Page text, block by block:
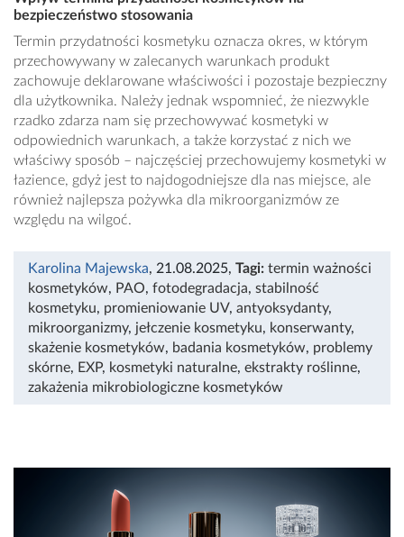
bezpieczeństwo stosowania
Termin przydatności kosmetyku oznacza okres, w którym
przechowywany w zalecanych warunkach produkt
zachowuje deklarowane właściwości i pozostaje bezpieczny
dla użytkownika. Należy jednak wspomnieć, że niezwykle
rzadko zdarza nam się przechowywać kosmetyki w
odpowiednich warunkach, a także korzystać z nich we
właściwy sposób – najczęściej przechowujemy kosmetyki w
łazience, gdyż jest to najdogodniejsze dla nas miejsce, ale
również najlepsza pożywka dla mikroorganizmów ze
względu na wilgoć.
Karolina Majewska, 21.08.2025, Tagi: termin ważności
kosmetyków, PAO, fotodegradacja, stabilność
kosmetyku, promieniowanie UV, antyoksydanty,
mikroorganizmy, jełczenie kosmetyku, konserwanty,
skażenie kosmetyków, badania kosmetyków, problemy
skórne, EXP, kosmetyki naturalne, ekstrakty roślinne,
zakażenia mikrobiologiczne kosmetyków